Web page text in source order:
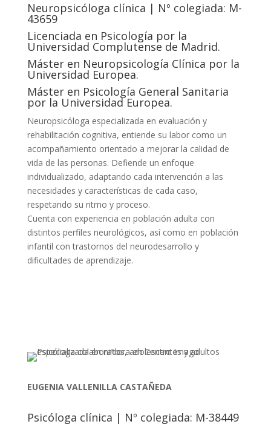
Neuropsicóloga clínica | Nº colegiada: M-
43659
Licenciada en Psicología por la
Universidad Complutense de Madrid.
Máster en Neuropsicología Clínica por la
Universidad Europea.
Máster en Psicología General Sanitaria
por la Universidad Europea.
Neuropsicóloga especializada en evaluación y
rehabilitación cognitiva, entiende su labor como un
acompañamiento orientado a mejorar la calidad de
vida de las personas. Defiende un enfoque
individualizado, adaptando cada intervención a las
necesidades y características de cada caso,
respetando su ritmo y proceso.
Cuenta con experiencia en población adulta con
distintos perfiles neurológicos, así como en población
infantil con trastornos del neurodesarrollo y
dificultades de aprendizaje.
EUGENIA VALLENILLA CASTAÑEDA
Psicóloga clínica | Nº colegiada: M-38449